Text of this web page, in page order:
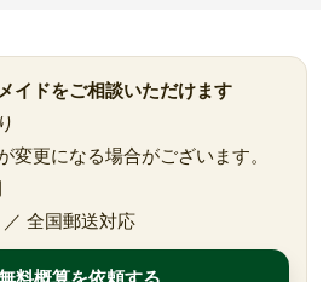
イドをご相談いただけます
変更になる場合がございます。
全国郵送対応
料概算を依頼する